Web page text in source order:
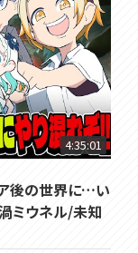
4:35:01
ア後の世界に…い
ミウネル/未知